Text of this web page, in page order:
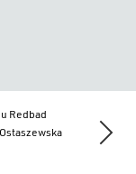
Redbad